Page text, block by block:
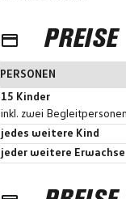
PREISE
PERSONEN
15 Kinder
inkl. zwei Begleitpersonen
jedes weitere Kind
jeder weitere